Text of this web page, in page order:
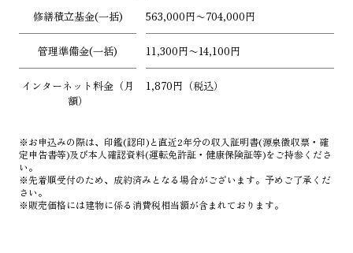
修繕積立基金(一括) 563,000円〜704,000円
管理準備金(一括) 11,300円〜14,100円
インターネット料金（月
額）
1,870円（税込）
※お申込みの際は、印鑑(認印)と直近2年分の収入証明書(源泉徴収票・確
定申告書等)及び本人確認資料(運転免許証・健康保険証等)をご持参くださ
い。
※先着順受付のため、成約済みとなる場合がございます。予めご了承くだ
さい。
※販売価格には建物に係る消費税相当額が含まれております。